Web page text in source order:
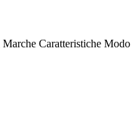
Marche Caratteristiche